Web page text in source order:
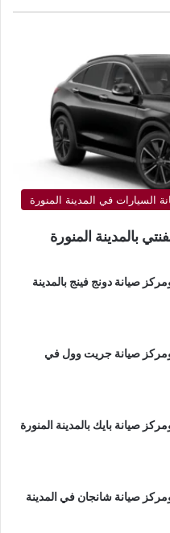
السيارات في المدينة المنورة
بالمدينة المنورة
صيانة دونج فينج بالمدينة
صيانة جريت وول في
صيانة بايك بالمدينة المنورة
صيانة شانجان في المدينة